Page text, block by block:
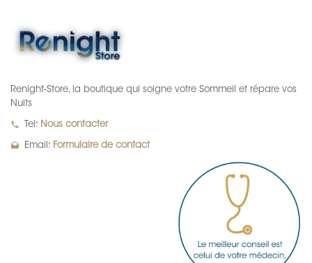
Renight-Store, la boutique qui soigne votre Sommeil et répare vos
Nuits
local_phone Tel: Nous contacter
drafts Email: Formulaire de contact